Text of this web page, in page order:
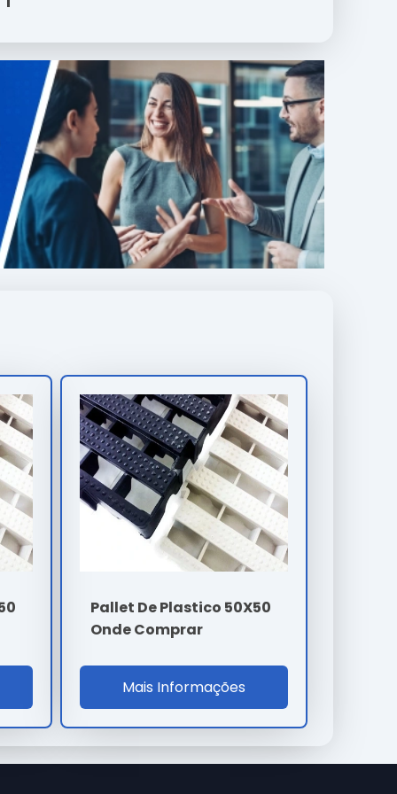
Pallet De Plastico 50X50
Onde Comprar
Mais Informações